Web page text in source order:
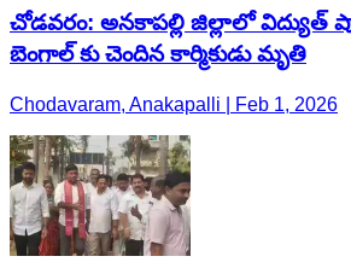
చోడవరం: అనకాపల్లి జిల్లాలో విద్యుత్
బెంగాల్ కు చెందిన కార్మికుడు మృతి
Chodavaram, Anakapalli | Feb 1, 2026